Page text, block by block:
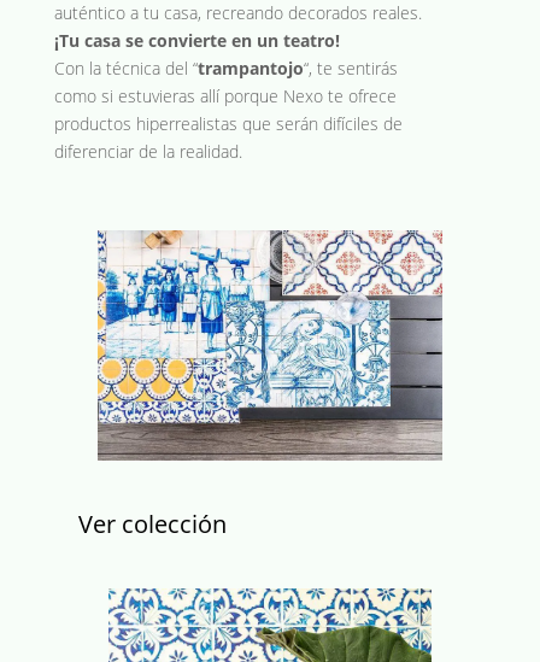
auténtico a tu casa, recreando decorados reales.
¡Tu casa se convierte en un teatro!
Con la técnica del “trampantojo“, te sentirás
como si estuvieras allí porque Nexo te ofrece
productos hiperrealistas que serán difíciles de
diferenciar de la realidad.
Ver colección